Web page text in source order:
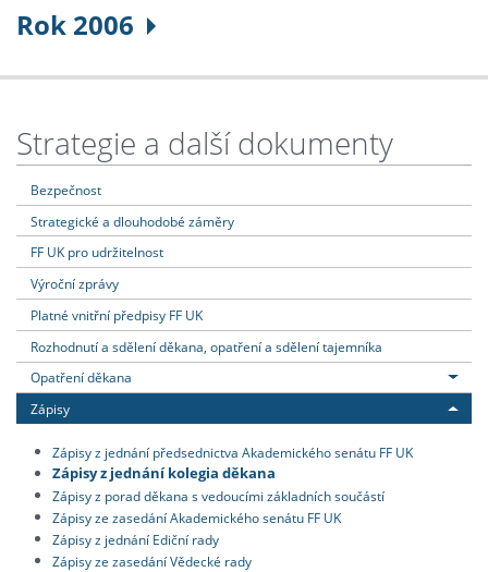
Rok 2006
Strategie a další dokumenty
Bezpečnost
Strategické a dlouhodobé záměry
FF UK pro udržitelnost
Výroční zprávy
Platné vnitřní předpisy FF UK
Rozhodnutí a sdělení děkana, opatření a sdělení tajemníka
Opatření děkana
Zápisy
Zápisy z jednání předsednictva Akademického senátu FF UK
Zápisy z jednání kolegia děkana
Zápisy z porad děkana s vedoucími základních součástí
Zápisy ze zasedání Akademického senátu FF UK
Zápisy z jednání Ediční rady
Zápisy ze zasedání Vědecké rady